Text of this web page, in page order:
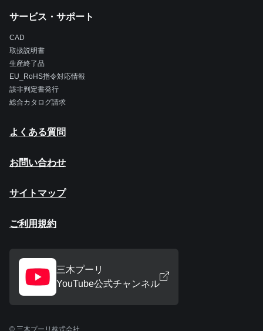
サービス・サポート
CAD
取扱説明書
生産終了品
EU_RoHS指令対応情報
該非判定書発行
総合カタログ請求
よくある質問
お問い合わせ
サイトマップ
ご利用規約
三木プーリ
YouTube公式チャンネル
© 三木プーリ株式会社